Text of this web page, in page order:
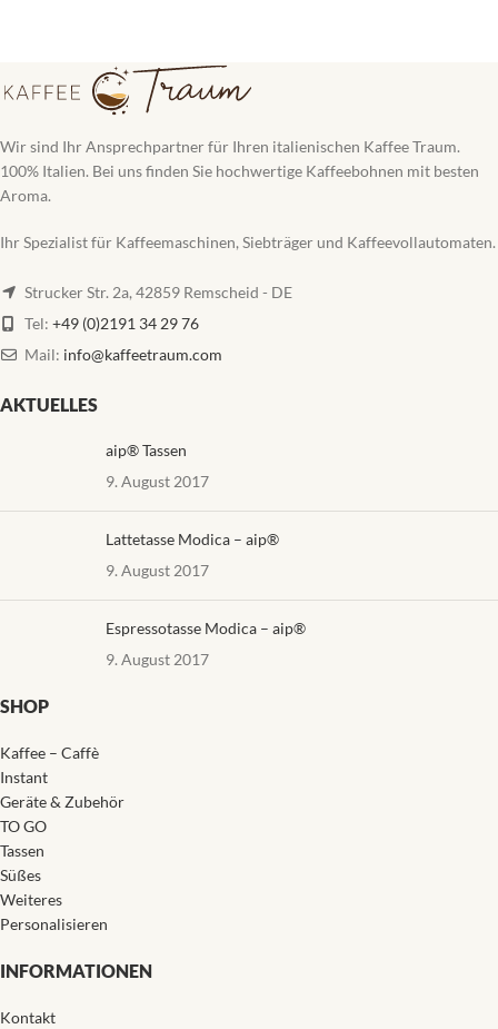
Wir sind Ihr Ansprechpartner für Ihren italienischen Kaffee Traum.
100% Italien. Bei uns finden Sie hochwertige Kaffeebohnen mit besten
Aroma.
Ihr Spezialist für Kaffeemaschinen, Siebträger und Kaffeevollautomaten.
Strucker Str. 2a, 42859 Remscheid - DE
Tel: +49 (0)2191 34 29 76
Mail: info@kaffeetraum.com
AKTUELLES
aip® Tassen
9. August 2017
Lattetasse Modica – aip®
9. August 2017
Espressotasse Modica – aip®
9. August 2017
SHOP
Kaffee – Caffè
Instant
Geräte & Zubehör
TO GO
Tassen
Süßes
Weiteres
Personalisieren
INFORMATIONEN
Kontakt